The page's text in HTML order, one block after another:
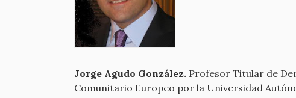
Jorge Agudo González. Profesor Titular de
Comunitario Europeo por la Universidad